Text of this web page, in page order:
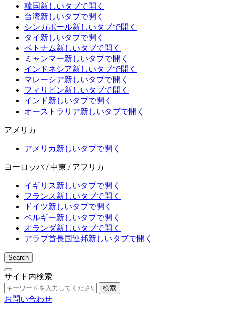
韓国新しいタブで開く
台湾新しいタブで開く
シンガポール新しいタブで開く
タイ 新しいタブで開く
ベトナム新しいタブで開く
ミャンマー新しいタブで開く
インドネシア新しいタブで開く
マレーシア新しいタブで開く
フィリピン新しいタブで開く
インド新しいタブで開く
オーストラリア新しいタブで開く
アメリカ
アメリカ新しいタブで開く
ヨーロッパ / 中東 / アフリカ
イギリス新しいタブで開く
フランス新しいタブで開く
ドイツ新しいタブで開く
ベルギー新しいタブで開く
オランダ新しいタブで開く
アラブ首長国連邦新しいタブで開く
Search
サイト内検索
検索
お問い合わせ